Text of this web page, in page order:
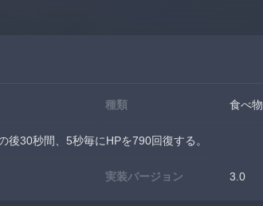
種類 食べ物
30秒間、5秒毎にHPを790回復する。
実装バージョン 3.0